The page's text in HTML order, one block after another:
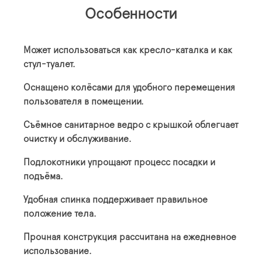
Особенности
Может использоваться как кресло-каталка и как
стул-туалет.
Оснащено колёсами для удобного перемещения
пользователя в помещении.
Съёмное санитарное ведро с крышкой облегчает
очистку и обслуживание.
Подлокотники упрощают процесс посадки и
подъёма.
Удобная спинка поддерживает правильное
положение тела.
Прочная конструкция рассчитана на ежедневное
использование.